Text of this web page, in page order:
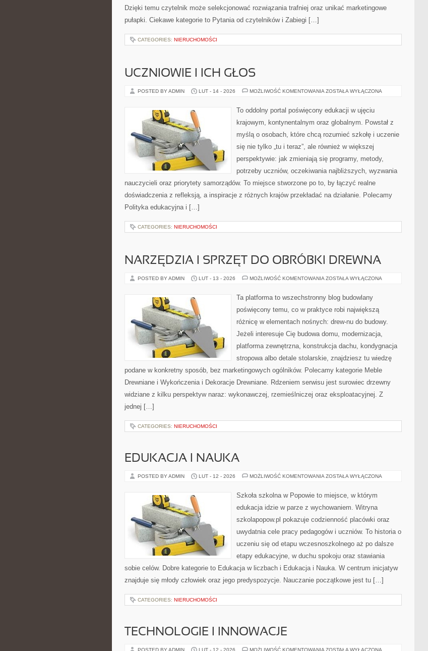
Dzięki temu czytelnik może selekcjonować rozwiązania trafniej oraz unikać marketingowe
pułapki. Ciekawe kategorie to Pytania od czytelników i Zabiegi […]
CATEGORIES: NIERUCHOMOŚCI
UCZNIOWIE I ICH GŁOS
POSTED BY ADMIN LUT - 14 - 2026 MOŻLIWOŚĆ KOMENTOWANIA UCZNIOWIE
GŁOS
ZOSTAŁA WYŁĄCZONA
To oddolny portal poświęcony edukacji w ujęciu
krajowym, kontynentalnym oraz globalnym. Powstał z
myślą o osobach, które chcą rozumieć szkołę i uczenie
się nie tylko „tu i teraz”, ale również w większej
perspektywie: jak zmieniają się programy, metody,
potrzeby uczniów, oczekiwania najbliższych, wyzwania
nauczycieli oraz priorytety samorządów. To miejsce stworzone po to, by łączyć realne
doświadczenia z refleksją, a inspiracje z różnych krajów przekładać na działanie. Polecamy
Polityka edukacyjna i […]
CATEGORIES: NIERUCHOMOŚCI
NARZĘDZIA I SPRZĘT DO OBRÓBKI DREWNA
POSTED BY ADMIN LUT - 13 - 2026 MOŻLIWOŚĆ KOMENTOWANIA NARZĘDZIA
DO
OBRÓBKI
ZOSTAŁA WYŁĄCZONA
Ta platforma to wszechstronny blog budowlany
poświęcony temu, co w praktyce robi największą
różnicę w elementach nośnych: drew-nu do budowy.
Jeżeli interesuje Cię budowa domu, modernizacja,
platforma zewnętrzna, konstrukcja dachu, kondygnacja
stropowa albo detale stolarskie, znajdziesz tu wiedzę
podane w konkretny sposób, bez marketingowych ogólników. Polecamy kategorie Meble
Drewniane i Wykończenia i Dekoracje Drewniane. Rdzeniem serwisu jest surowiec drzewny
widziane z kilku perspektyw naraz: wykonawczej, rzemieślniczej oraz eksploatacyjnej. Z
jednej […]
CATEGORIES: NIERUCHOMOŚCI
EDUKACJA I NAUKA
POSTED BY ADMIN LUT - 12 - 2026 MOŻLIWOŚĆ KOMENTOWANIA EDUKACJA
ZOSTAŁA WYŁĄCZONA
Szkoła szkolna w Popowie to miejsce, w którym
edukacja idzie w parze z wychowaniem. Witryna
szkolapopow.pl pokazuje codzienność placówki oraz
uwydatnia cele pracy pedagogów i uczniów. To historia o
uczeniu się od etapu wczesnoszkolnego aż po dalsze
etapy edukacyjne, w duchu spokoju oraz stawiania
sobie celów. Dobre kategorie to Edukacja w liczbach i Edukacja i Nauka. W centrum inicjatyw
znajduje się młody człowiek oraz jego predyspozycje. Nauczanie początkowe jest tu […]
CATEGORIES: NIERUCHOMOŚCI
TECHNOLOGIE I INNOWACJE
POSTED BY ADMIN LUT - 12 - 2026 MOŻLIWOŚĆ KOMENTOWANIA TECHNOLOGIE
ZOSTAŁA WYŁĄCZONA